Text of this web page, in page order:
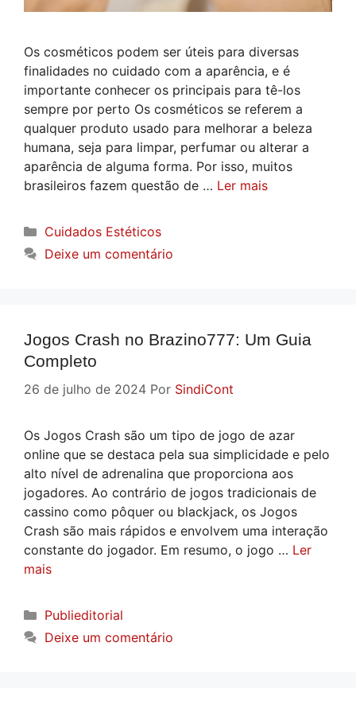
Os cosméticos podem ser úteis para diversas
finalidades no cuidado com a aparência, e é
importante conhecer os principais para tê-los
sempre por perto Os cosméticos se referem a
qualquer produto usado para melhorar a beleza
humana, seja para limpar, perfumar ou alterar a
aparência de alguma forma. Por isso, muitos
brasileiros fazem questão de … Ler mais
Categorias
Cuidados Estéticos
Deixe um comentário
Jogos Crash no Brazino777: Um Guia
Completo
26 de julho de 2024 Por SindiCont
Os Jogos Crash são um tipo de jogo de azar
online que se destaca pela sua simplicidade e pelo
alto nível de adrenalina que proporciona aos
jogadores. Ao contrário de jogos tradicionais de
cassino como pôquer ou blackjack, os Jogos
Crash são mais rápidos e envolvem uma interação
constante do jogador. Em resumo, o jogo … Ler
mais
Categorias
Publieditorial
Deixe um comentário